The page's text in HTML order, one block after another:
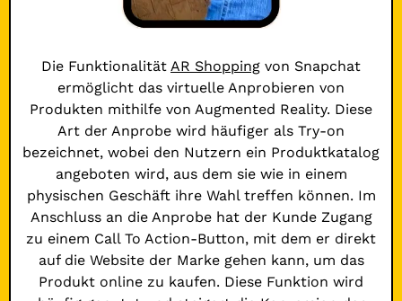
Die Funktionalität AR Shopping von Snapchat
ermöglicht das virtuelle Anprobieren von
Produkten mithilfe von Augmented Reality. Diese
Art der Anprobe wird häufiger als Try-on
bezeichnet, wobei den Nutzern ein Produktkatalog
angeboten wird, aus dem sie wie in einem
physischen Geschäft ihre Wahl treffen können. Im
Anschluss an die Anprobe hat der Kunde Zugang
zu einem Call To Action-Button, mit dem er direkt
auf die Website der Marke gehen kann, um das
Produkt online zu kaufen. Diese Funktion wird